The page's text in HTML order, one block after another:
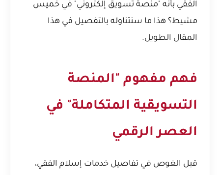
الفقي بأنه "منصة تسويق إلكتروني" في خميس
مشيط؟ هذا ما سنتناوله بالتفصيل في هذا
المقال الطويل.
فهم مفهوم "المنصة
التسويقية المتكاملة" في
العصر الرقمي
قبل الغوص في تفاصيل خدمات إسلام الفقي،